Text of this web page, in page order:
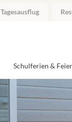
Tagesausflug
Schulferien &